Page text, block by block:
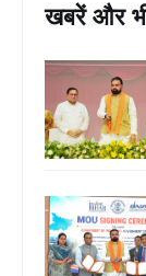
खबरें और